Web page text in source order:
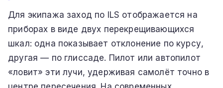
Для экипажа заход по ILS отображается на
приборах в виде двух перекрещивающихся
шкал: одна показывает отклонение по курсу,
другая — по глиссаде. Пилот или автопилот
«ловит» эти лучи, удерживая самолёт точно в